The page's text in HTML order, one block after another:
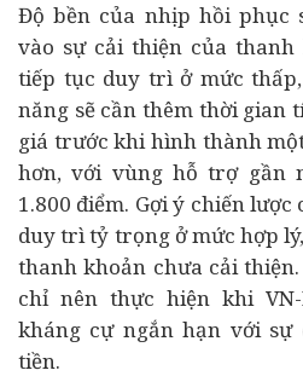
Độ bền của nhịp hồi phục
vào sự cải thiện của thanh
tiếp tục duy trì ở mức
năng sẽ cần thêm thời gian
giá trước khi hình thành
hơn, với vùng hỗ trợ gần
1.800 điểm. Gợi ý chiến
duy trì tỷ trọng ở mức hợp
thanh khoản chưa cải
chỉ nên thực hiện khi
kháng cự ngắn hạn với sự
tiền.